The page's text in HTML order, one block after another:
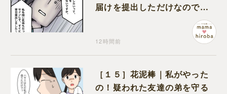
届けを提出しただけなので、
12時間前
［１５］花泥棒｜私がやった
の！疑われた友達の弟を守る